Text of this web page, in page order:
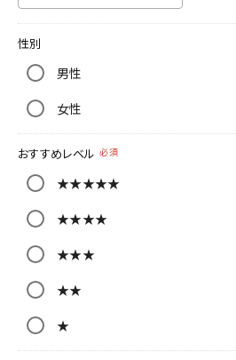
性別
男性
女性
おすすめレベル 必須
★★★★★
★★★★
★★★
★★
★